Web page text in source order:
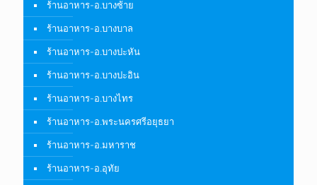
ร้านอาหาร-อ.บางซ้าย
ร้านอาหาร-อ.บางบาล
ร้านอาหาร-อ.บางปะหัน
ร้านอาหาร-อ.บางปะอิน
ร้านอาหาร-อ.บางไทร
ร้านอาหาร-อ.พระนครศรีอยุธยา
ร้านอาหาร-อ.มหาราช
ร้านอาหาร-อ.อุทัย